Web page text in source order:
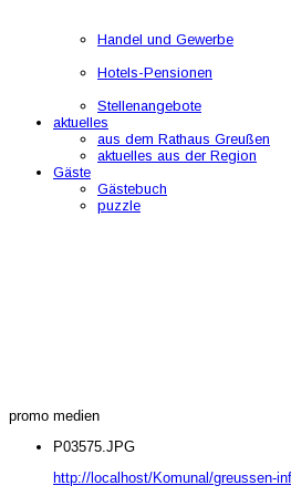
Handel und Gewerbe
Hotels-Pensionen
Stellenangebote
aktuelles
aus dem Rathaus Greußen
aktuelles aus der Region
Gäste
Gästebuch
puzzle
promo medien
P03575.JPG
http://localhost/Komunal/greussen-